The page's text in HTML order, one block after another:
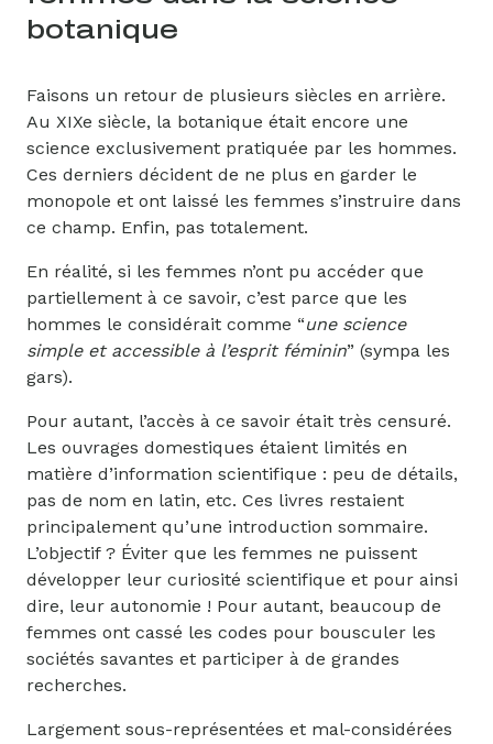
botanique
Faisons un retour de plusieurs siècles en arrière.
Au XIXe siècle, la botanique était encore une
science exclusivement pratiquée par les hommes.
Ces derniers décident de ne plus en garder le
monopole et ont laissé les femmes s’instruire dans
ce champ. Enfin, pas totalement.
En réalité, si les femmes n’ont pu accéder que
partiellement à ce savoir, c’est parce que les
hommes le considérait comme “une science
simple et accessible à l’esprit féminin” (sympa les
gars).
Pour autant, l’accès à ce savoir était très censuré.
Les ouvrages domestiques étaient limités en
matière d’information scientifique : peu de détails,
pas de nom en latin, etc. Ces livres restaient
principalement qu’une introduction sommaire.
L’objectif ? Éviter que les femmes ne puissent
développer leur curiosité scientifique et pour ainsi
dire, leur autonomie ! Pour autant, beaucoup de
femmes ont cassé les codes pour bousculer les
sociétés savantes et participer à de grandes
recherches.
Largement sous-représentées et mal-considérées